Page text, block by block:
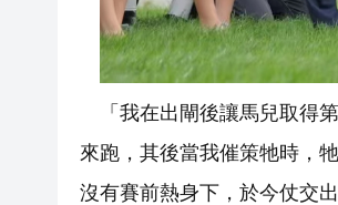
「我在出閘後讓馬兒取得
來跑，其後當我催策牠時，
沒有賽前熱身下，於今仗交